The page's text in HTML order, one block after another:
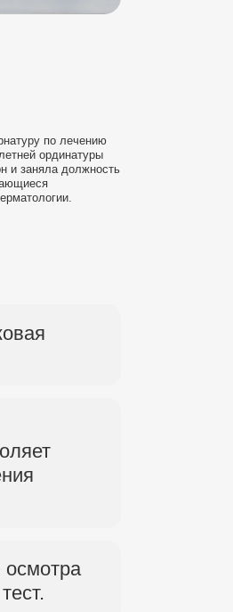
по лечению
ординатуры
и заняла должность